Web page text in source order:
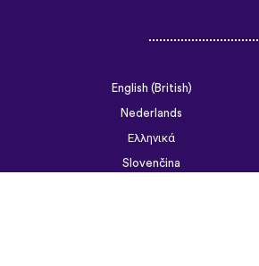
English (British)
Nederlands
Ελληνικά
Slovenčina